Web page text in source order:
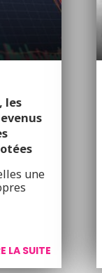
les
une
LA SUITE